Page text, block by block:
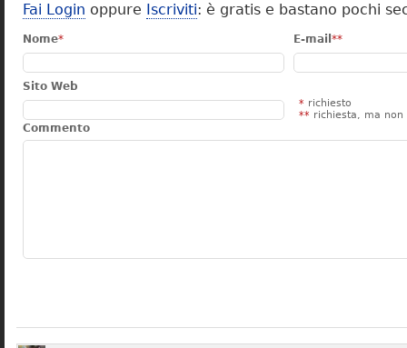
Fai Login oppure Iscriviti: è gratis e bastano pochi
Nome* E-mail **
Sito Web
* richiesto
** richiesta, ma non
Commento